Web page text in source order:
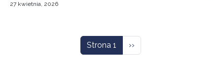
27 kwietnia, 2026
Strona 1 Następna strona
››